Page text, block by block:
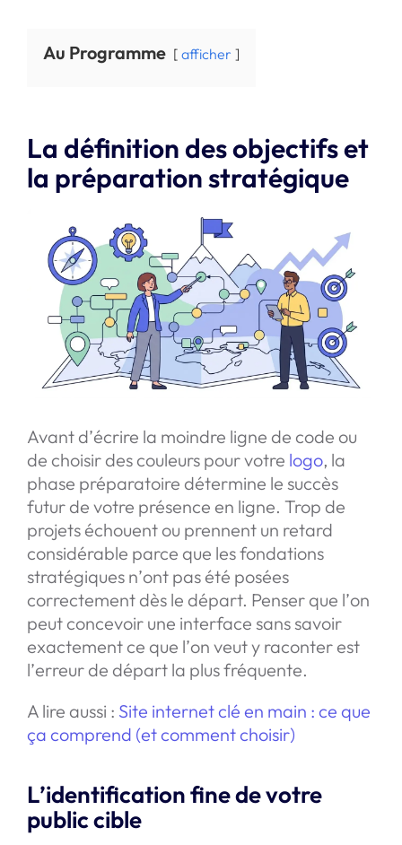
Au Programme afficher
La définition des objectifs et
la préparation stratégique
Avant d’écrire la moindre ligne de code ou
de choisir des couleurs pour votre logo, la
phase préparatoire détermine le succès
futur de votre présence en ligne. Trop de
projets échouent ou prennent un retard
considérable parce que les fondations
stratégiques n’ont pas été posées
correctement dès le départ. Penser que l’on
peut concevoir une interface sans savoir
exactement ce que l’on veut y raconter est
l’erreur de départ la plus fréquente.
A lire aussi : Site internet clé en main : ce que
ça comprend (et comment choisir)
L’identification fine de votre
public cible